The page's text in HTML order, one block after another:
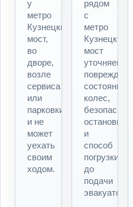
у
метро
Кузнецкий
мост,
во
дворе,
возле
сервиса
или
парковки
и не
может
уехать
своим
ходом.
рядом
с
метро
Кузнецкий
мост
уточняем
состояние
колес,
остановки
и
способ
погрузки
до
подачи
эвакуатора.